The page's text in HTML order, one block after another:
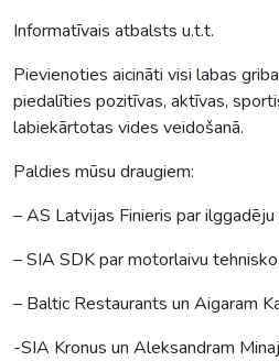
Informatīvais atbalsts u.t.t.
Pievienoties aicināti visi labas
piedalīties pozitīvas, aktīvas,
labiekārtotas vides veidošanā.
Paldies mūsu draugiem:
– AS Latvijas Finieris par ilggadēju
– SIA SDK par motorlaivu tehnisko
– Baltic Restaurants un Aigaram
-SIA Kronus un Aleksandram